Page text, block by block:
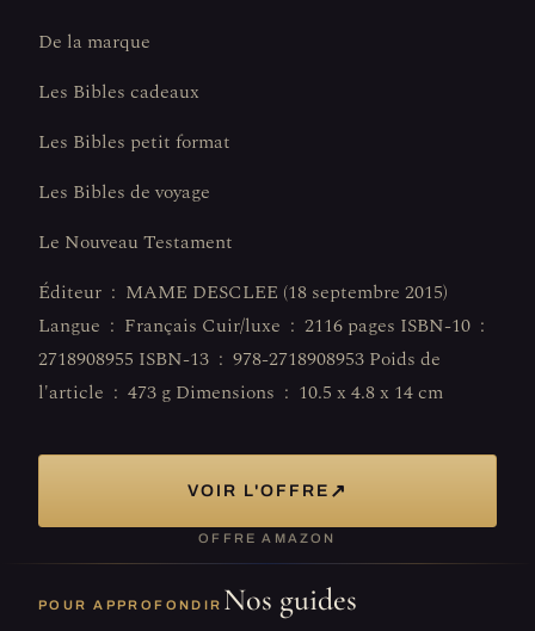
De la marque
Les Bibles cadeaux
Les Bibles petit format
Les Bibles de voyage
Le Nouveau Testament
Éditeur ‏ : ‎ MAME DESCLEE (18 septembre 2015)
Langue ‏ : ‎ Français Cuir/luxe ‏ : ‎ 2116 pages ISBN-10 ‏ : ‎
2718908955 ISBN-13 ‏ : ‎ 978-2718908953 Poids de
l'article ‏ : ‎ 473 g Dimensions ‏ : ‎ 10.5 x 4.8 x 14 cm
VOIR L'OFFRE ↗
OFFRE AMAZON
POUR APPROFONDIR Nos guides